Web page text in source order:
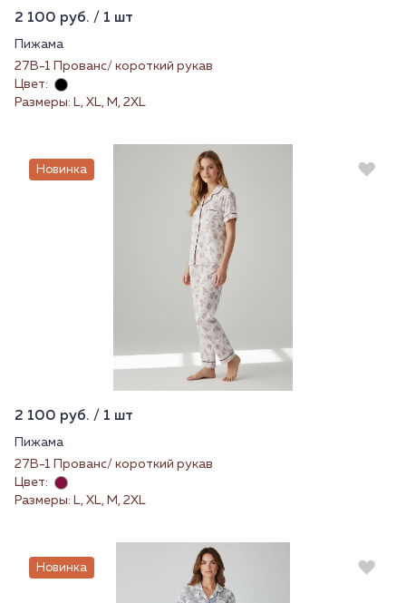
2 100 руб. / 1 шт
Пижама
27В-1 Прованс/ короткий рукав
Цвет:
Размеры: L, XL, M, 2XL
Новинка
2 100 руб. / 1 шт
Пижама
27В-1 Прованс/ короткий рукав
Цвет:
Размеры: L, XL, M, 2XL
Новинка